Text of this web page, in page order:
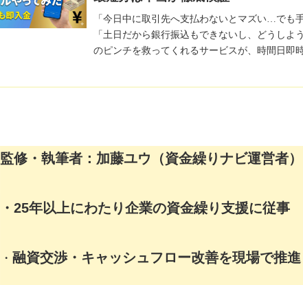
「今日中に取引先へ支払わないとマズい…でも
「土日だから銀行振込もできないし、どうし
のピンチを救ってくれるサービスが、24時間365日
監修・執筆者：加藤ユウ（資金繰りナビ運営者）
・25年以上にわたり企業の資金繰り支援に従事
・融資交渉・キャッシュフロー改善を現場で推進